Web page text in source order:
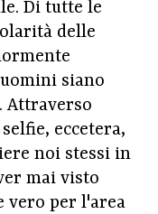
Di tutte le
delle
siano
Attraverso
eccetera,
noi stessi in
mai visto
vero per l'area